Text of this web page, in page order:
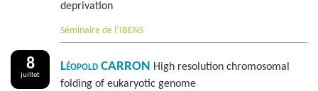
deprivation
Séminaire de l’IBENS
8
juillet
Léopold CARRON High resolution chromosomal
folding of eukaryotic genome